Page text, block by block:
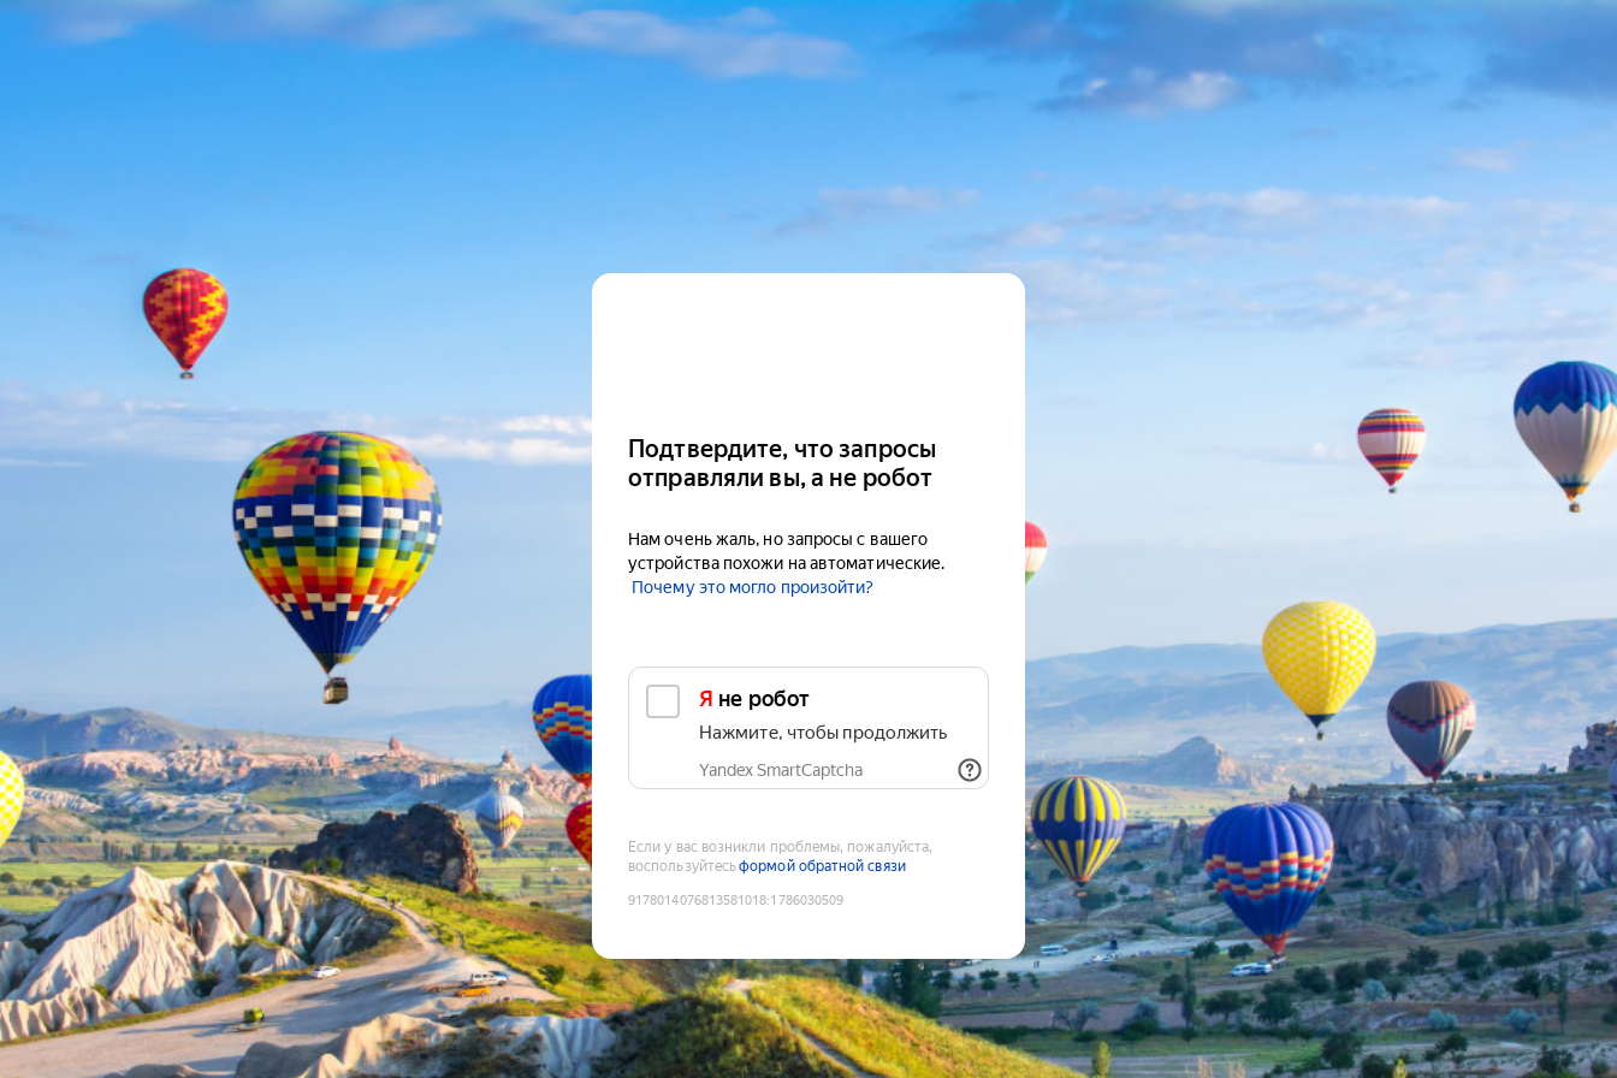
Подтвердите, что запросы
отправляли вы, а не робот
Нам очень жаль, но запросы с вашего
устройства похожи на автоматические.
Почему это могло произойти?
Я не робот
Нажмите, чтобы продолжить
Yandex SmartCaptcha
Если у вас возникли проблемы, пожалуйста,
воспользуйтесьформой обратной связи
9178014076813581018:1786030509